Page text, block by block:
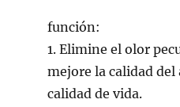
función:
1. Elimine el olor
mejore la calidad del
calidad de vida.